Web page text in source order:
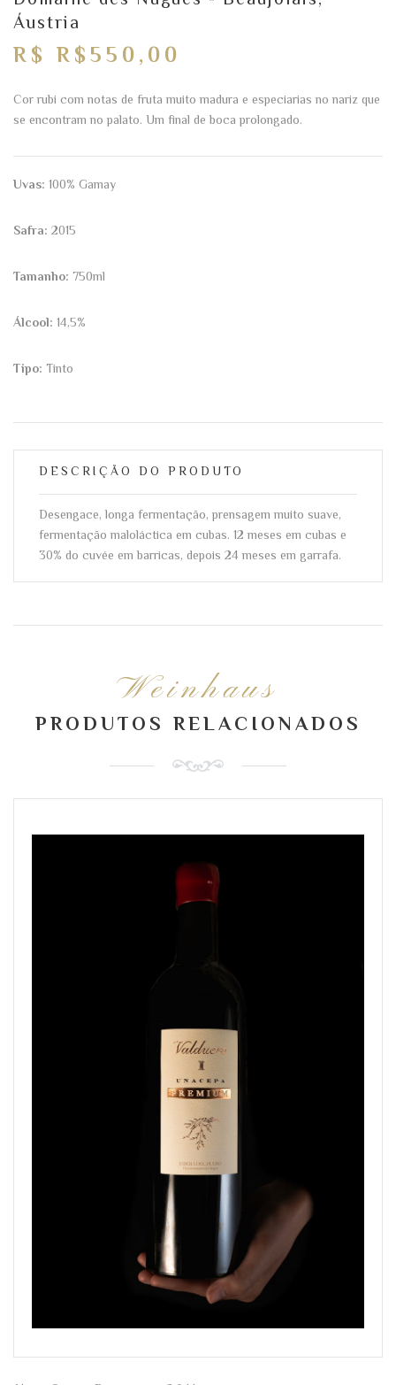
Áustria
R$ R$550,00
Cor rubi com notas de fruta muito madura e especiarias no nariz que
se encontram no palato. Um final de boca prolongado.
Uvas: 100% Gamay
Safra: 2015
Tamanho: 750ml
Álcool: 14,5%
Tipo: Tinto
DESCRIÇÃO DO PRODUTO
Desengace, longa fermentação, prensagem muito suave,
fermentação maloláctica em cubas. 12 meses em cubas e
30% do cuvée em barricas, depois 24 meses em garrafa.
Weinhaus
PRODUTOS RELACIONADOS